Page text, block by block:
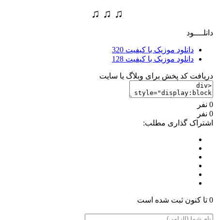
♫ ♫ ♫
دانلود موزیک با کیفیت 320
دانلود موزیک با کیفیت 128
کد پخش برای وبلاگ یا سایت
گذاری مطلب: